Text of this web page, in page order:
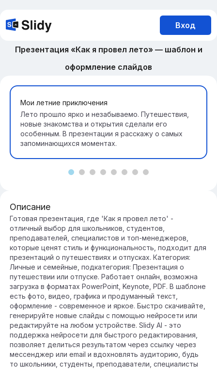
Вход
Презентация «Как я провел лето» — шаблон и
оформление слайдов
Мои летние приключения
Лето прошло ярко и незабываемо. Путешествия,
новые знакомства и открытия сделали его
особенным. В презентации я расскажу о самых
запоминающихся моментах.
Описание
Готовая презентация, где 'Как я провел лето' -
отличный выбор для школьников, студентов,
преподавателей, специалистов и топ-менеджеров,
которые ценят стиль и функциональность, подходит для
презентаций о путешествиях и отпусках. Категория:
Личные и семейные, подкатегория: Презентация о
путешествии или отпуске. Работает онлайн, возможна
загрузка в форматах PowerPoint, Keynote, PDF. В шаблоне
есть фото, видео, графика и продуманный текст,
оформление - современное и яркое. Быстро скачивайте,
генерируйте новые слайды с помощью нейросети или
редактируйте на любом устройстве. Slidy AI - это
поддержка нейросети для быстрого редактирования,
позволяет делиться результатом через ссылку через
мессенджер или email и вдохновлять аудиторию, будь
то школьники, студенты, преподаватели, специалисты